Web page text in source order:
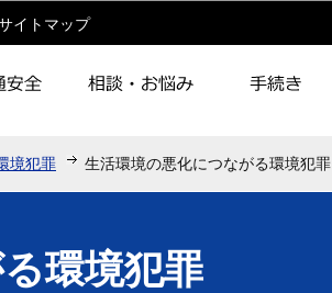
このページの本文へ移動
イトマップ
境犯罪 生活環境の悪化につながる環境犯罪
環境犯罪